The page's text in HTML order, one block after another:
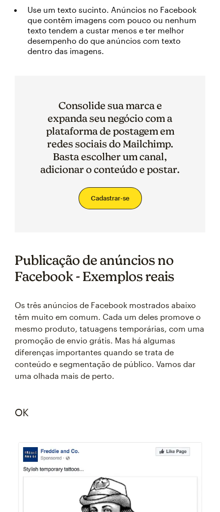
Use um texto sucinto. Anúncios no Facebook
que contêm imagens com pouco ou nenhum
texto tendem a custar menos e ter melhor
desempenho do que anúncios com texto
dentro das imagens.
Consolide sua marca e
expanda seu negócio com a
plataforma de postagem em
redes sociais do Mailchimp.
Basta escolher um canal,
adicionar o conteúdo e postar.
Cadastrar-se
Publicação de anúncios no
Facebook - Exemplos reais
Os três anúncios de Facebook mostrados abaixo
têm muito em comum. Cada um deles promove o
mesmo produto, tatuagens temporárias, com uma
promoção de envio grátis. Mas há algumas
diferenças importantes quando se trata de
conteúdo e segmentação de público. Vamos dar
uma olhada mais de perto.
OK